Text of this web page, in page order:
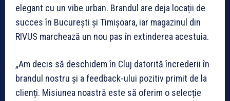
elegant cu un vibe urban. Brandul are deja locații de
succes în București și Timișoara, iar magazinul din
RIVUS marchează un nou pas în extinderea acestuia.
„Am decis să deschidem în Cluj datorită încrederii în
brandul nostru și a feedback-ului pozitiv primit de la
clienți. Misiunea noastră este să oferim o selecție